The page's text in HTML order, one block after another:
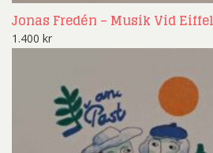
Jonas Fredén – Musik Vid
1.400 kr